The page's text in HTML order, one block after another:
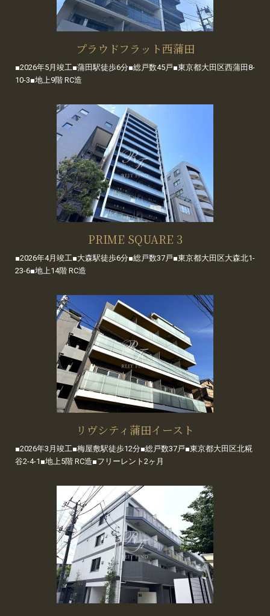
プラウドフラット西蒲田
■2026年5月竣工■蒲田駅徒歩6分■総戸数45戸■東京都大田区西蒲田8-
10-3■地上9階 RC造
PRIME SQUARE 3
■2026年4月竣工■大森駅徒歩6分■総戸数37戸■東京都大田区大森北1-
23-6■地上14階 RC造
リヴシティ蒲田イースト
■2026年3月竣工■梅屋敷駅徒歩12分■総戸数37戸■東京都大田区北糀
谷2-4-1■地上5階 RC造■フリーレント2ヶ月